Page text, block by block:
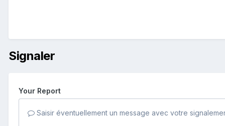
Signaler
Your Report
Saisir éventuellement un message avec votre